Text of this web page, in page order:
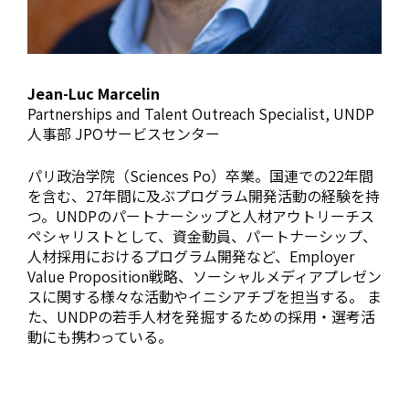
Jean-Luc Marcelin
Partnerships and Talent Outreach Specialist, UNDP
人事部 JPOサービスセンター
パリ政治学院（Sciences Po）卒業。国連での22年間
を含む、27年間に及ぶプログラム開発活動の経験を持
つ。UNDPのパートナーシップと人材アウトリーチス
ペシャリストとして、資金動員、パートナーシップ、
人材採用におけるプログラム開発など、Employer
Value Proposition戦略、ソーシャルメディアプレゼン
スに関する様々な活動やイニシアチブを担当する。 ま
た、UNDPの若手人材を発掘するための採用・選考活
動にも携わっている。